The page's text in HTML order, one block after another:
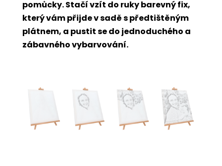
pomůcky. Stačí vzít do ruky barevný fix,
který vám přijde v sadě s předtištěným
plátnem, a pustit se do jednoduchého a
zábavného vybarvování.